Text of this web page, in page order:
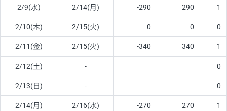
2/9(水) 2/14(月) -290 290 1
2/10(木) 2/15(火) 0 0 0
2/11(金) 2/15(火) -340 340 1
2/12(土) - 0
2/13(日) - 0
2/14(月) 2/16(水) -270 270 1